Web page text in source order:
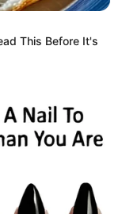
This Before It's